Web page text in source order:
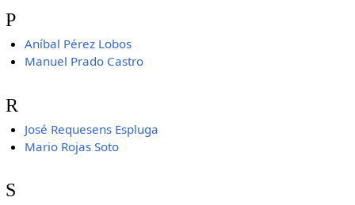
P
Aníbal Pérez Lobos
Manuel Prado Castro
R
José Requesens Espluga
Mario Rojas Soto
S